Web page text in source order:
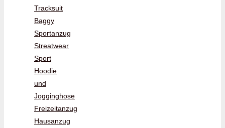
Tracksuit
Baggy
Sportanzug
Streatwear
Sport
Hoodie
und
Jogginghose
Freizeitanzug
Hausanzug